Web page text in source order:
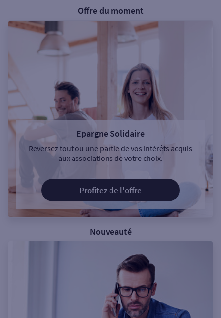
Offre du moment
Epargne Solidaire
Reversez tout ou une partie de vos intérêts acquis
aux associations de votre choix.
Profitez de l'offre
Nouveauté